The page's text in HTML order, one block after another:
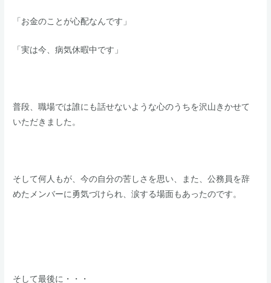
​​「お金のことが心配なんです」
​​「実は今、病気休暇中です」
普段、職場では誰にも話せないような心のうちを沢山きかせて
いただきました。
​そして何人もが、今の自分の苦しさを思い、また、公務員を辞
めたメンバーに勇気づけられ、涙する場面もあったのです。
そして最後に・・・